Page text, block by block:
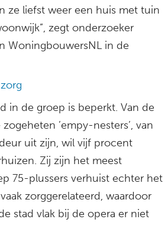
ze liefst weer een huis met tuin
zegt onderzoeker
WoningbouwersNL in de
in de groep is beperkt. Van de
’empy-nesters’, van
uit zijn, wil vijf procent
Zij zijn het meest
75-plussers verhuist echter het
zorggerelateerd, waardoor
stad vlak bij de opera er niet